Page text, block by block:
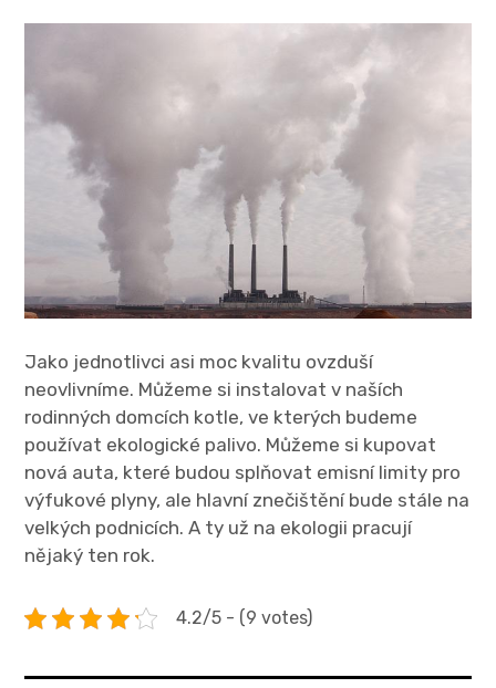
Jako jednotlivci asi moc kvalitu ovzduší
neovlivníme. Můžeme si instalovat v naších
rodinných domcích kotle, ve kterých budeme
používat ekologické palivo. Můžeme si kupovat
nová auta, které budou splňovat emisní limity pro
výfukové plyny, ale hlavní znečištění bude stále na
velkých podnicích. A ty už na ekologii pracují
nějaký ten rok.
4.2/5 - (9 votes)